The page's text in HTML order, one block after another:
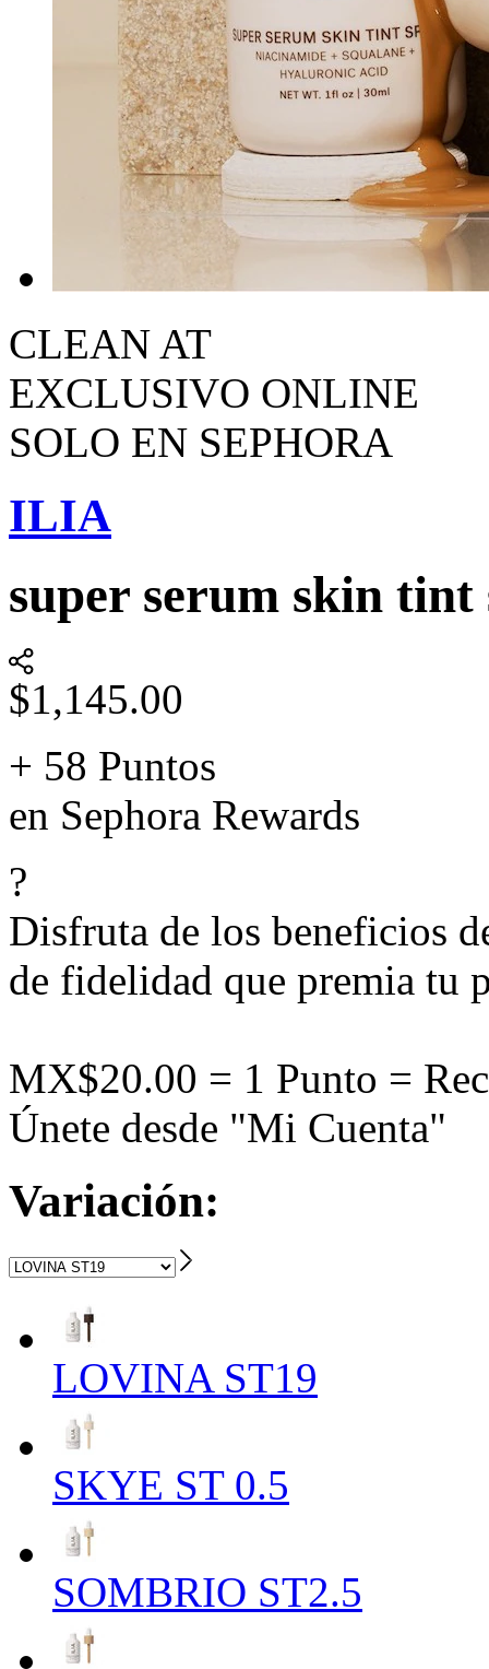
CLEAN AT
EXCLUSIVO ONLINE
SOLO EN SEPHORA
ILIA
super serum skin tint
$1,145.00
+ 58 Puntos
en Sephora Rewards
?
Disfruta de los beneficios
de fidelidad que premia tu
MX$20.00 = 1 Punto =
Únete desde "Mi Cuenta"
Variación:
LOVINA ST19
SKYE ST 0.5
SOMBRIO ST2.5